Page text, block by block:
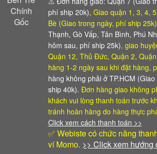
Chính
Gốc
phí ship 20k), Giao quận 1, 3, 4,
Bè (Giao trong ngày, phí ship
Thạnh, Gò Vấp, Tân Bình, Phú
hôm sau, phí ship 25k), giao
Quận 12, Thủ Đức, Quận 2,
hàng 1-2 ngày sau khi đặt hàng,
hàng không phải ở TP.HCM
ship 40k). Đơn hàng giao không
khách vui lòng thanh toán trước
tránh hoàn hàng do hàng thực
Click xem cách thanh toán >>
✅ Webiste có chức năng
ví Momo. >> Click xem hướng